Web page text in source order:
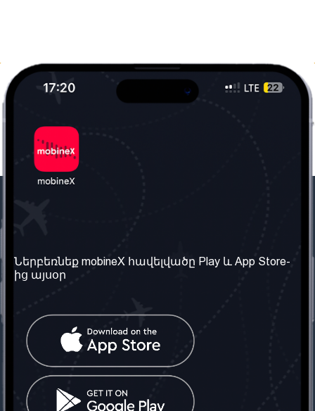
Մեր մասին
Մեր ծառայությունները
Պայմաններ և դրույթներ
Հաճախ տրվող հարցեր
Կապ մեզ հետ
Միացյալ
Թագավորություն: Մենք
Տարածել
սոցիալական
ցանցում
Ներբեռնեք mobineX հավելվածը Play և App Store-
ից այսօր